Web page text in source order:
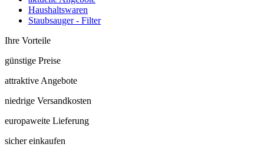
Haushaltswaren
Staubsauger - Filter
Ihre Vorteile
günstige Preise
attraktive Angebote
niedrige Versandkosten
europaweite Lieferung
sicher einkaufen